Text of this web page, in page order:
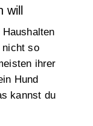
nicht so
ihrer
Hund
kannst du